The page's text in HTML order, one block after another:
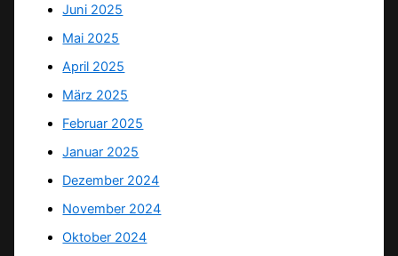
Juni 2025
Mai 2025
April 2025
März 2025
Februar 2025
Januar 2025
Dezember 2024
November 2024
Oktober 2024